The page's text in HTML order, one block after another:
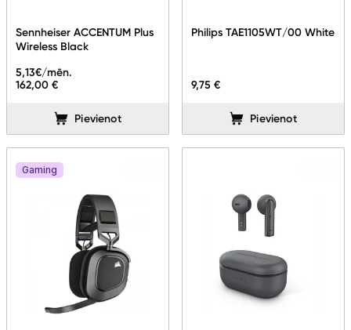
Sennheiser ACCENTUM Plus
Wireless Black
162,00 €
5,13€/mēn.
Pievienot
Philips TAE1105WT/00 White
9,75 €
Pievienot
Gaming